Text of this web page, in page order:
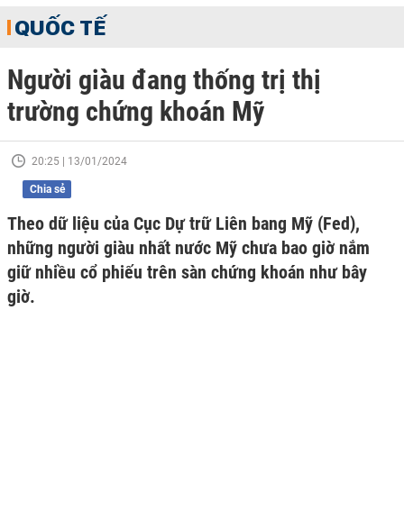
QUỐC TẾ
Người giàu đang thống trị thị
trường chứng khoán Mỹ
20:25 | 13/01/2024
Chia sẻ
Theo dữ liệu của Cục Dự trữ Liên bang Mỹ (Fed),
những người giàu nhất nước Mỹ chưa bao giờ nắm
giữ nhiều cổ phiếu trên sàn chứng khoán như bây
giờ.